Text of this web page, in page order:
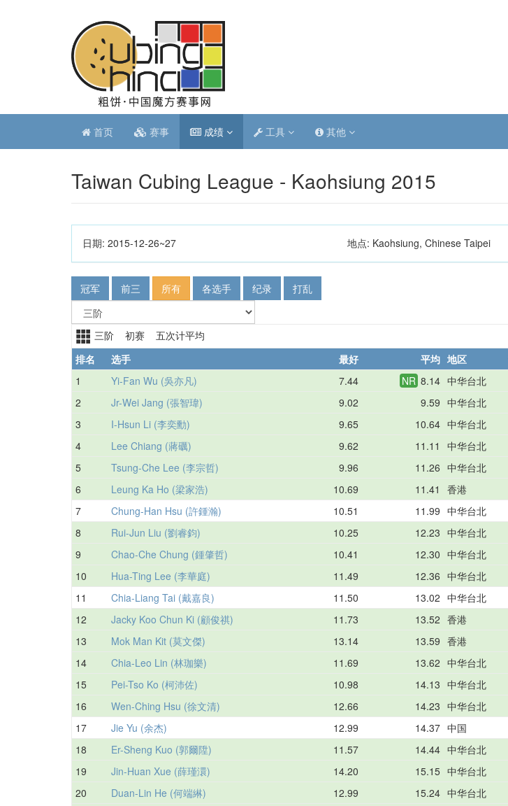
首页 赛事 成绩 工具 其他
Taiwan Cubing League - Kaohsiung 2015
日期: 2015-12-26~27 地点: Kaohsiung, Chinese Taipei
冠军 前三 所有 各选手 纪录 打乱
三阶 初赛 五次计平均
排名
选手 最好 平均 地区
1
Yi-Fan Wu (吳亦凡) 7.44 NR 8.14 中华台北
2 Jr-Wei Jang (張智瑋) 9.02 9.59 中华台北
3 I-Hsun Li (李奕勳) 9.65 10.64 中华台北
4 Lee Chiang (蔣礪) 9.62 11.11 中华台北
5 Tsung-Che Lee (李宗哲) 9.96 11.26 中华台北
6 Leung Ka Ho (梁家浩) 10.69 11.41 香港
7 Chung-Han Hsu (許鍾瀚) 10.51 11.99 中华台北
8 Rui-Jun Liu (劉睿鈞) 10.25 12.23 中华台北
9 Chao-Che Chung (鍾肇哲) 10.41 12.30 中华台北
10 Hua-Ting Lee (李華庭) 11.49 12.36 中华台北
11 Chia-Liang Tai (戴嘉良) 11.50 13.02 中华台北
12 Jacky Koo Chun Ki (顧俊祺) 11.73 13.52 香港
13 Mok Man Kit (莫文傑) 13.14 13.59 香港
14 Chia-Leo Lin (林珈樂) 11.69 13.62 中华台北
15 Pei-Tso Ko (柯沛佐) 10.98 14.13 中华台北
16 Wen-Ching Hsu (徐文清) 12.66 14.23 中华台北
17 Jie Yu (余杰) 12.99 14.37 中国
18 Er-Sheng Kuo (郭爾陞) 11.57 14.44 中华台北
19 Jin-Huan Xue (薛瑾澴) 14.20 15.15 中华台北
20 Duan-Lin He (何端綝) 12.99 15.24 中华台北